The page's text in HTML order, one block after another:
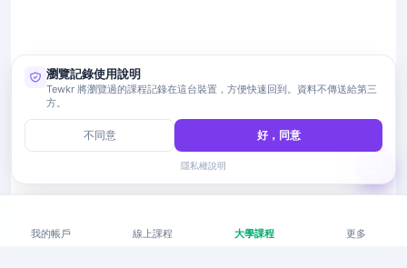
我的帳戶 線上課程 大學課程 更多
瀏覽記錄使用說明
Tewkr 將瀏覽過的課程記錄在這台裝置，方便快速回到。資料不傳送給第三
方。
不同意 好，同意
隱私權說明